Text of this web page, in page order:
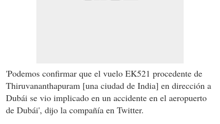
'Podemos confirmar que el vuelo EK521 procedente de
Thiruvananthapuram [una ciudad de India] en dirección a
Dubái se vio implicado en un accidente en el aeropuerto
de Dubái', dijo la compañía en Twitter.